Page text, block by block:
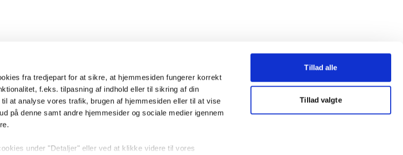
fra tredjepart for at sikre, at hjemmesiden fungerer korrekt
f.eks. tilpasning af indhold eller til sikring af din
at analyse vores trafik, brugen af hjemmesiden eller til at vise
på denne samt andre hjemmesider og sociale medier igennem
under "Detaljer" eller ved at klikke videre til vores
Tillad alle
Tillad valgte